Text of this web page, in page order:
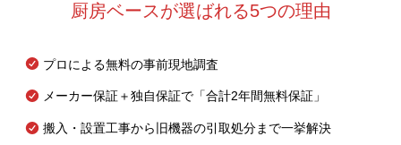
厨房ベースが選ばれる5つの理由
プロによる無料の事前現地調査
メーカー保証＋独自保証で「合計2年間無料保証」
搬入・設置工事から旧機器の引取処分まで一挙解決